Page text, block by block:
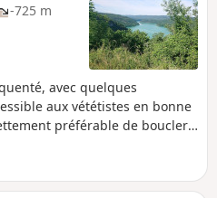
-725 m
avec quelques
aux vététistes en bonne
préférable de boucler